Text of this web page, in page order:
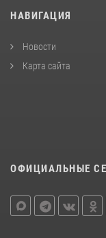
НАВИГАЦИЯ
Новости
Карта сайта
ОФИЦИАЛЬНЫЕ